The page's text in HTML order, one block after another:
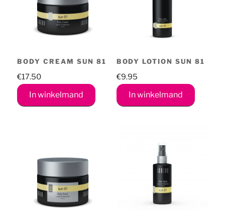
BODY CREAM SUN 81
€17.50
In winkelmand
BODY LOTION SUN 81
€9.95
In winkelmand